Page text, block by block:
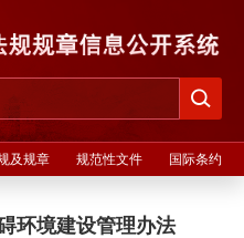
及规章 规范性文件 国际条约
环境建设管理办法